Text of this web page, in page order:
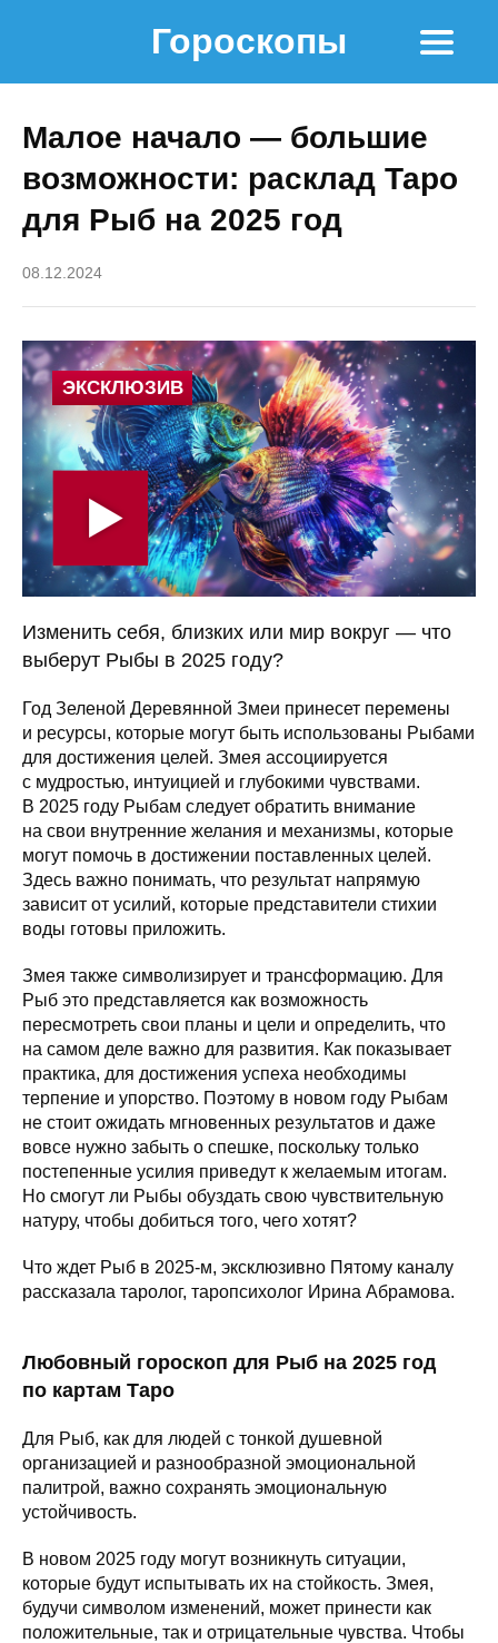
Гороскопы
Малое начало — большие
возможности: расклад Таро
для Рыб на 2025 год
08.12.2024
Изменить себя, близких или мир вокруг — что
выберут Рыбы в 2025 году?
Год Зеленой Деревянной Змеи принесет перемены
и ресурсы, которые могут быть использованы Рыбами
для достижения целей. Змея ассоциируется
с мудростью, интуицией и глубокими чувствами.
В 2025 году Рыбам следует обратить внимание
на свои внутренние желания и механизмы, которые
могут помочь в достижении поставленных целей.
Здесь важно понимать, что результат напрямую
зависит от усилий, которые представители стихии
воды готовы приложить.
Змея также символизирует и трансформацию. Для
Рыб это представляется как возможность
пересмотреть свои планы и цели и определить, что
на самом деле важно для развития. Как показывает
практика, для достижения успеха необходимы
терпение и упорство. Поэтому в новом году Рыбам
не стоит ожидать мгновенных результатов и даже
вовсе нужно забыть о спешке, поскольку только
постепенные усилия приведут к желаемым итогам.
Но смогут ли Рыбы обуздать свою чувствительную
натуру, чтобы добиться того, чего хотят?
Что ждет Рыб в 2025-м, эксклюзивно Пятому каналу
рассказала таролог, таропсихолог Ирина Абрамова.
Любовный гороскоп для Рыб на 2025 год
по картам Таро
Для Рыб, как для людей с тонкой душевной
организацией и разнообразной эмоциональной
палитрой, важно сохранять эмоциональную
устойчивость.
В новом 2025 году могут возникнуть ситуации,
которые будут испытывать их на стойкость. Змея,
будучи символом изменений, может принести как
положительные, так и отрицательные чувства. Чтобы